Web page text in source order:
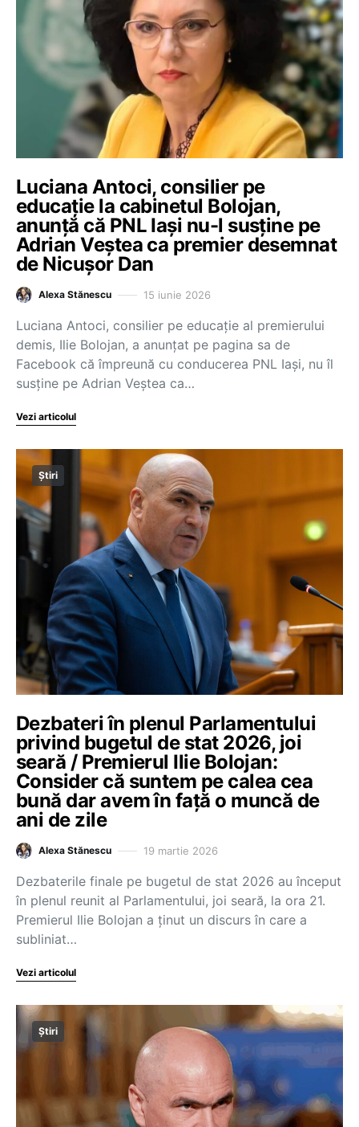
Luciana Antoci, consilier pe
educație la cabinetul Bolojan,
anunță că PNL Iași nu-l susține pe
Adrian Veștea ca premier desemnat
de Nicușor Dan
Alexa Stănescu 15 iunie 2026
Luciana Antoci, consilier pe educație al premierului
demis, Ilie Bolojan, a anunțat pe pagina sa de
Facebook că împreună cu conducerea PNL Iași, nu îl
susține pe Adrian Veștea ca…
Vezi articolul
Știri
Dezbateri în plenul Parlamentului
privind bugetul de stat 2026, joi
seară / Premierul Ilie Bolojan:
Consider că suntem pe calea cea
bună dar avem în față o muncă de
ani de zile
Alexa Stănescu 19 martie 2026
Dezbaterile finale pe bugetul de stat 2026 au început
în plenul reunit al Parlamentului, joi seară, la ora 21.
Premierul Ilie Bolojan a ținut un discurs în care a
subliniat…
Vezi articolul
Știri